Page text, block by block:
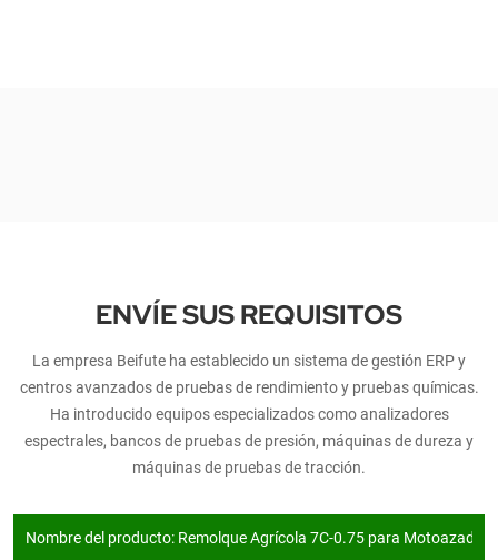
ENVÍE SUS REQUISITOS
La empresa Beifute ha establecido un sistema de gestión ERP y
centros avanzados de pruebas de rendimiento y pruebas químicas.
Ha introducido equipos especializados como analizadores
espectrales, bancos de pruebas de presión, máquinas de dureza y
máquinas de pruebas de tracción.